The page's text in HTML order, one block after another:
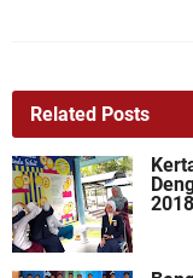
Related Posts
2018